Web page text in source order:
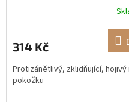
314 Kč
Protizánětlivý, zklidňující, hojivý
pokožku